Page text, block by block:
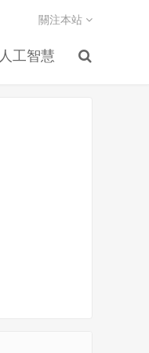
人工智慧
關注本站